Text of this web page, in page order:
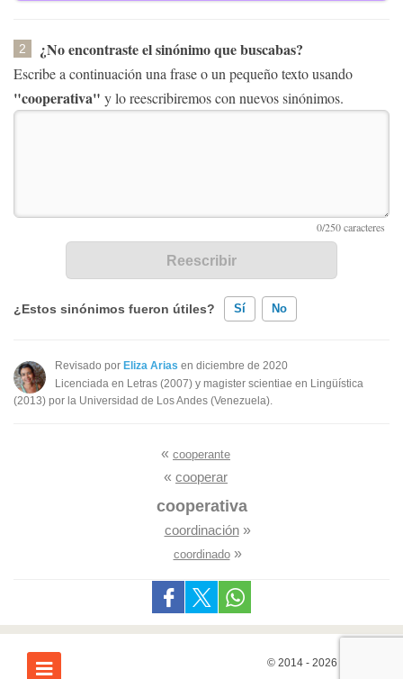
2 ¿No encontraste el sinónimo que buscabas?
Escribe a continuación una frase o un pequeño texto usando
"cooperativa" y lo reescribiremos con nuevos sinónimos.
¿Estos sinónimos fueron útiles? Sí No
Existen sinónimos incorrectos
Ninguno de los sinónimos presentados me ayudó
Revisado por Eliza Arias en diciembre de 2020
Licenciada en Letras (2007) y magister scientiae en Lingüística
(2013) por la Universidad de Los Andes (Venezuela).
« cooperante
« cooperar
cooperativa
coordinación»
coordinado»
© 2014 - 2026